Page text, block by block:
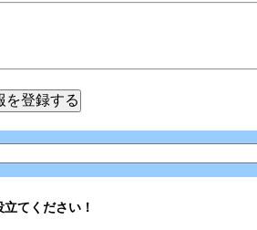
てください！